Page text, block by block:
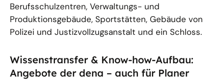
Berufsschulzentren, Verwaltungs- und
Produktionsgebäude, Sportstätten, Gebäude von
Polizei und Justizvollzugsanstalt und ein Schloss.
Wissenstransfer & Know-how-Aufbau:
Angebote der dena – auch für Planer